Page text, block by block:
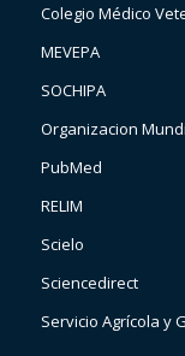
Colegio Médico
MEVEPA
SOCHIPA
Organizacion
PubMed
RELIM
Scielo
Sciencedirect
Servicio Agrícola y